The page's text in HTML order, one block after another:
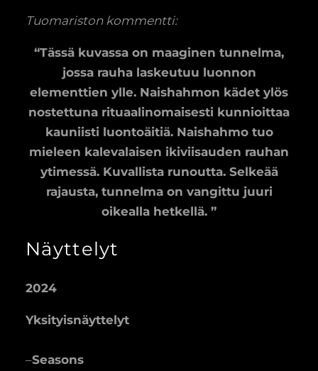
Tuomariston kommentti:
“Tässä kuvassa on maaginen tunnelma,
jossa rauha laskeutuu luonnon
elementtien ylle. Naishahmon kädet ylös
nostettuna rituaalinomaisesti kunnioittaa
kauniisti luontoäitiä. Naishahmo tuo
mieleen kalevalaisen ikiviisauden rauhan
ytimessä. Kuvallista runoutta. Selkeää
rajausta, tunnelma on vangittu juuri
oikealla hetkellä. ”
Näyttelyt
2024
Yksityisnäyttelyt
–Seasons